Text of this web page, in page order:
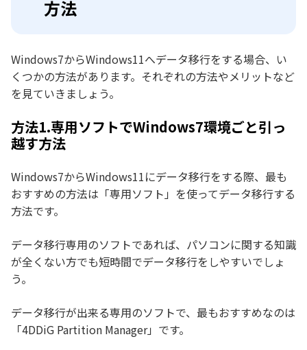
方法
Windows7からWindows11へデータ移行をする場合、い
くつかの方法があります。それぞれの方法やメリットなど
を見ていきましょう。
方法1.専用ソフトでWindows7環境ごと引っ
越す方法
Windows7からWindows11にデータ移行をする際、最も
おすすめの方法は「専用ソフト」を使ってデータ移行する
方法です。
データ移行専用のソフトであれば、パソコンに関する知識
が全くない方でも短時間でデータ移行をしやすいでしょ
う。
データ移行が出来る専用のソフトで、最もおすすめなのは
「4DDiG Partition Manager」です。